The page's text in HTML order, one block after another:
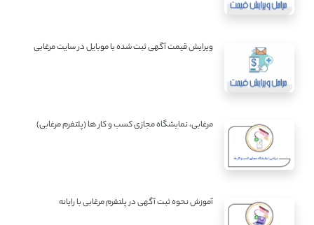
ویرایش قیمت آگهی ثبت شده با موبایل در سایت مرغابی
مرغابی، نمایشگاه مجازی کسب و کار ها (پلتفرم مرغابی)
آموزش نحوه ثبت آگهی در پلتفرم مرغابی با رایانه